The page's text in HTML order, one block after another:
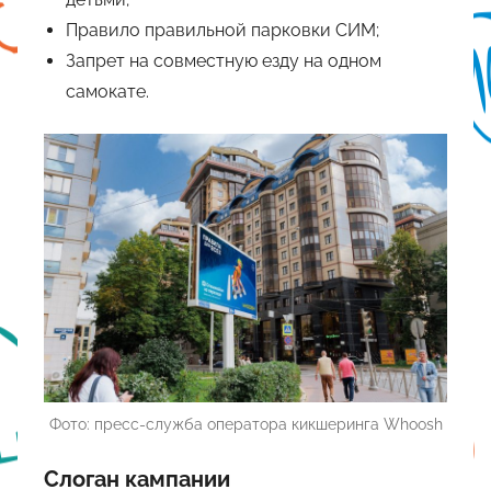
Правило правильной парковки СИМ;
Запрет на совместную езду на одном
самокате.
Фото: пресс-служба оператора кикшеринга Whoosh
Слоган кампании